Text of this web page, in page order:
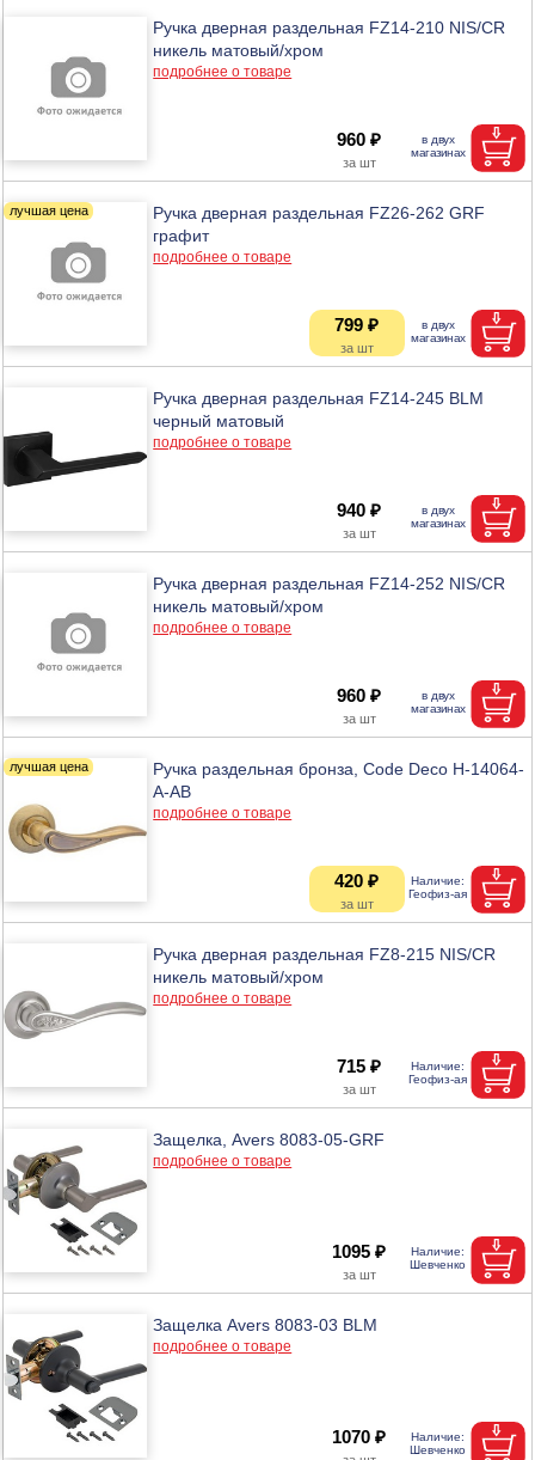
Ручка дверная раздельная FZ14-210 NIS/CR
никель матовый/хром
подробнее о товаре
960 ₽
Ручка дверная раздельная FZ26-262 GRF
графит
подробнее о товаре
799 ₽
Ручка дверная раздельная FZ14-245 BLM
черный матовый
подробнее о товаре
940 ₽
Ручка дверная раздельная FZ14-252 NIS/CR
никель матовый/хром
подробнее о товаре
960 ₽
Ручка раздельная бронза, Code Deco H-14064-
A-AB
подробнее о товаре
420 ₽
Ручка дверная раздельная FZ8-215 NIS/CR
никель матовый/хром
подробнее о товаре
715 ₽
Защелка, Avers 8083-05-GRF
подробнее о товаре
1095 ₽
Защелка Avers 8083-03 BLM
подробнее о товаре
1070 ₽